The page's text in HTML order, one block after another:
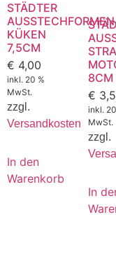
STÄDTER
AUSSTECHFORMEN
KÜKEN
7,5CM
€ 4,00
inkl. 20 %
MwSt.
zzgl.
Versandkosten
In den
Warenkorb
8CM
€
inkl.
MwSt.
zzgl.
In